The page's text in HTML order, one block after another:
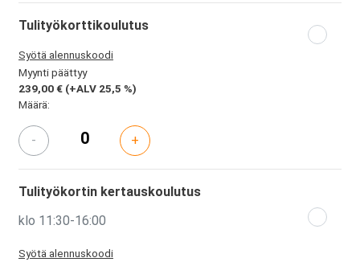
Tulityökorttikoulutus
Syötä alennuskoodi
Myynti päättyy
239,00 € (+ALV 25,5 %)
Määrä:
- +
Tulityökortin kertauskoulutus
klo 11:30-16:00
Syötä alennuskoodi